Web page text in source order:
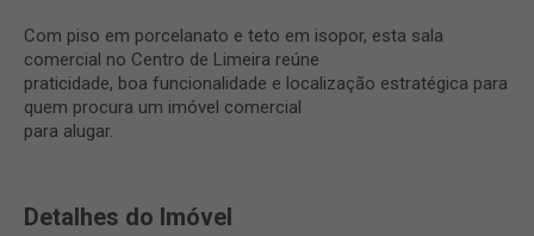
Com piso em porcelanato e teto em isopor, esta sala
comercial no Centro de Limeira reúne
praticidade, boa funcionalidade e localização estratégica para
quem procura um imóvel comercial
para alugar.
Detalhes do Imóvel